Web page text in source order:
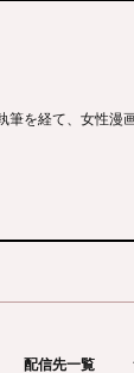
筆を経て、女性漫
配信先一覧